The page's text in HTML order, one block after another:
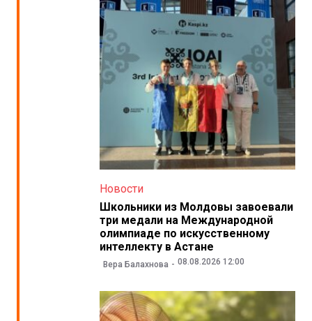
Новости
Школьники из Молдовы завоевали
три медали на Международной
олимпиаде по искусственному
интеллекту в Астане
Вера Балахнова 08.08.2026 12:00